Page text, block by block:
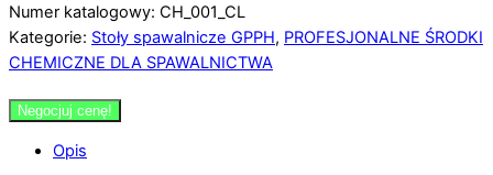
Numer katalogowy: CH_001_CL
Kategorie: Stoły spawalnicze GPPH, PROFESJONALNE ŚRODKI
CHEMICZNE DLA SPAWALNICTWA
Negocjuj cenę!
Opis